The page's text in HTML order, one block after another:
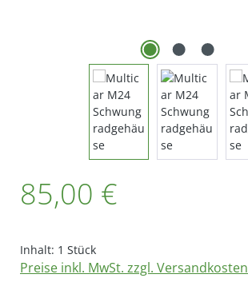
85,00 €
Inhalt: 1 Stück
Preise inkl. MwSt. zzgl. Versandkosten